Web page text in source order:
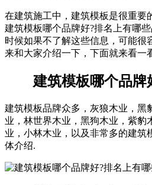
在建筑施工中，建筑模板是很重要
建筑模板哪个品牌好?排名上有哪
时候如果不了解这些信息，可能很
来和大家介绍一下，下面就来看一
建筑模板哪个品牌
建筑模板品牌众多，灰狼木业，黑
业，林世界木业，黑狗木业，紫豹
业，小林木业，以及非常多的建筑
体介绍.